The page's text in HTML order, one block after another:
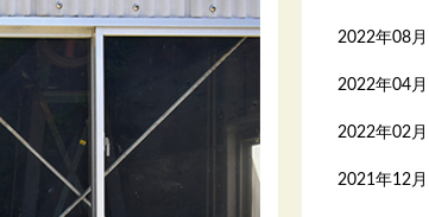
2022年08月
2022年04月
2022年02月
2021年12月